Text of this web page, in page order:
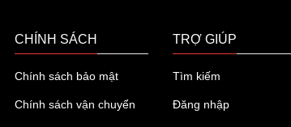
CHÍNH SÁCH
Chính sách bảo mật
Chính sách vận chuyển
TRỢ GIÚP
Tìm kiếm
Đăng nhập